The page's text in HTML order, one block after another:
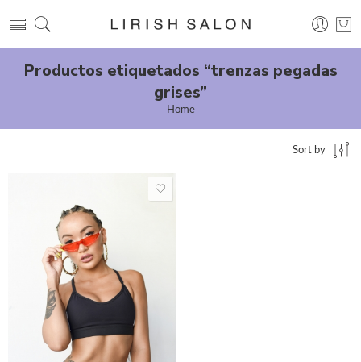
Productos etiquetados “trenzas pegadas
grises”
Home
Sort by